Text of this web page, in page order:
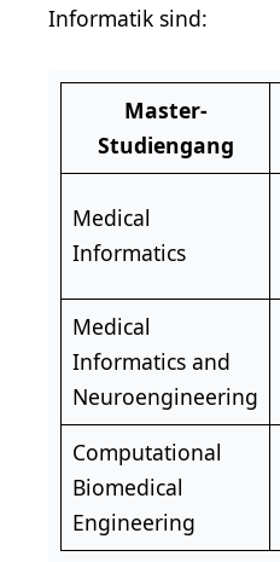
Informatik sind:
Master-
Studiengang
Medical
Informatics
Medical
Informatics and
Neuroengineering
Computational
Biomedical
Engineering